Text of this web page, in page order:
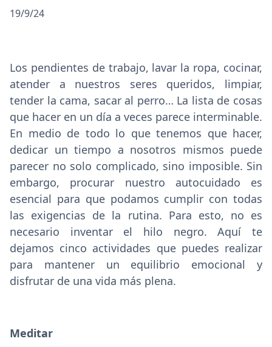
19/9/24
Los pendientes de trabajo, lavar la ropa, cocinar,
atender a nuestros seres queridos, limpiar,
tender la cama, sacar al perro… La lista de cosas
que hacer en un día a veces parece interminable.
En medio de todo lo que tenemos que hacer,
dedicar un tiempo a nosotros mismos puede
parecer no solo complicado, sino imposible. Sin
embargo, procurar nuestro autocuidado es
esencial para que podamos cumplir con todas
las exigencias de la rutina. Para esto, no es
necesario inventar el hilo negro. Aquí te
dejamos cinco actividades que puedes realizar
para mantener un equilibrio emocional y
disfrutar de una vida más plena.
Meditar